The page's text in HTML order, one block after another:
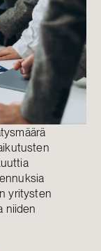
yritysten
niiden